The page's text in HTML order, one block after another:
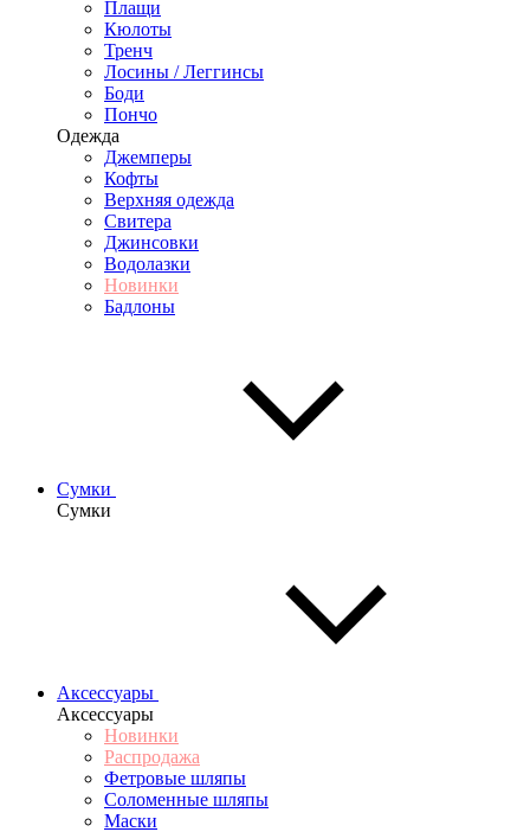
Плащи
Кюлоты
Тренч
Лосины / Леггинсы
Боди
Пончо
Одежда
Джемперы
Кофты
Верхняя одежда
Свитера
Джинсовки
Водолазки
Новинки
Бадлоны
Сумки
Сумки
Аксессуары
Аксессуары
Новинки
Распродажа
Фетровые шляпы
Соломенные шляпы
Маски